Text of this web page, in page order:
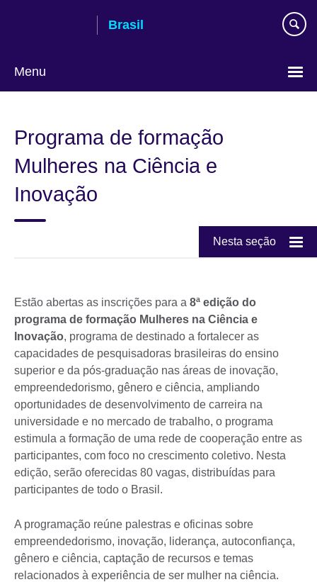
Brasil
Menu
language
Programa de formação
Mulheres na Ciência e
Inovação
Nesta seção
Estão abertas as inscrições para a 8ª edição do
programa de formação Mulheres na Ciência e
Inovação, programa de destinado a fortalecer as
capacidades de pesquisadoras brasileiras do ensino
superior e da pós-graduação nas áreas de inovação,
empreendedorismo, gênero e ciência, ampliando
oportunidades de desenvolvimento de carreira na
universidade e no mercado de trabalho, o programa
estimula a formação de uma rede de cooperação entre as
participantes, com foco no crescimento coletivo. Nesta
edição, serão oferecidas 80 vagas, distribuídas para
participantes de todo o Brasil.
A programação reúne palestras e oficinas sobre
empreendedorismo, inovação, liderança, autoconfiança,
gênero e ciência, captação de recursos e temas
relacionados à experiência de ser mulher na ciência.